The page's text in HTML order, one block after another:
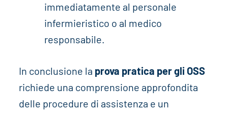
immediatamente al personale
infermieristico o al medico
responsabile.
In conclusione la prova pratica per gli OSS
richiede una comprensione approfondita
delle procedure di assistenza e un